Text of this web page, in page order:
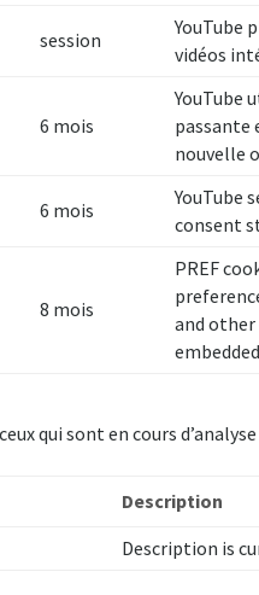
session
YouTube
vidéos
6 mois
YouTube
passante
nouvelle
6 mois
YouTube
consent
8 mois
PREF
and other
qui sont en cours
Description
Description is